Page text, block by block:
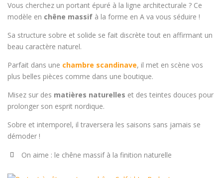
Vous cherchez un portant épuré à la ligne architecturale ? Ce
modèle en chêne massif à la forme en A va vous séduire !
Sa structure sobre et solide se fait discrète tout en affirmant un
beau caractère naturel.
Parfait dans une chambre scandinave, il met en scène vos
plus belles pièces comme dans une boutique.
Misez sur des matières naturelles et des teintes douces pour
prolonger son esprit nordique.
Sobre et intemporel, il traversera les saisons sans jamais se
démoder !
On aime : le chêne massif à la finition naturelle